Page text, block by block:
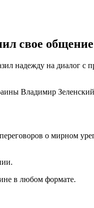
свое
надежду на
Владимир
о мирном
в любом формате.